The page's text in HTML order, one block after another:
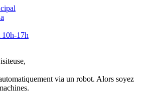
17h
via un robot. Alors soyez